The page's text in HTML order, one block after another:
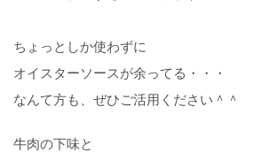
ちょっとしか使わずに
オイスターソースが余ってる・・・
なんて方も、ぜひご活用ください＾＾
牛肉の下味と